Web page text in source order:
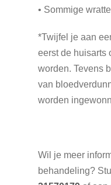
• Sommige
*Twijfel je aan
eerst de huisarts
worden. Tevens
van
worden
Wil je meer
behandeling?